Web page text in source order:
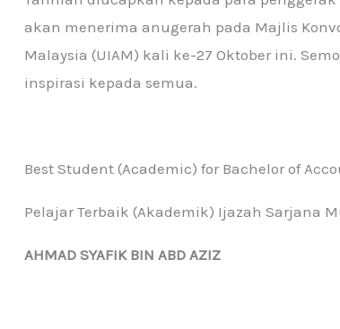
akan menerima anugerah pada Majlis
Malaysia (UIAM) kali ke-27 Oktober ini.
inspirasi kepada semua.
Best Student (Academic) for Bachelor of
Pelajar Terbaik (Akademik) Ijazah Sarjana
AHMAD SYAFIK BIN ABD AZIZ